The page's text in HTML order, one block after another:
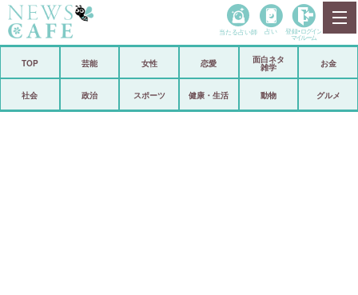
政治
当たる占い師 占い 登録• ログイン
マイルーム
TOP 芸能 女性 恋愛
面白ネタ
雑学
お金
社会 政治 スポーツ 健康・生活 動物 グルメ